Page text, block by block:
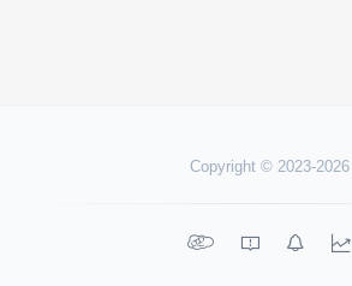
Copyright © 2023-2026
   